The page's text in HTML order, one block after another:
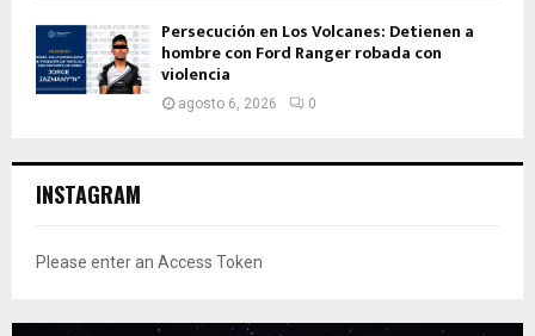
Persecución en Los Volcanes: Detienen a
hombre con Ford Ranger robada con
violencia
agosto 6, 2026 0
INSTAGRAM
Please enter an Access Token